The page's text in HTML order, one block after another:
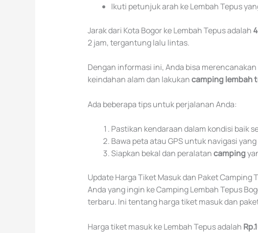
Ikuti petunjuk arah ke Lembah Tepus
Jarak dari Kota Bogor ke Lembah Tepus adalah
2 jam, tergantung lalu lintas.
Dengan informasi ini, Anda bisa
keindahan alam dan lakukancamping lembah
Ada beberapa tips untuk perjalanan Anda:
Pastikan kendaraan dalam kondisi baik
Bawa peta atau GPS untuk navigasi
Siapkan bekal dan peralatancamping
Update Harga Tiket Masuk dan Paket Camping
Anda yang ingin ke Camping Lembah Tepus
terbaru. Ini tentang harga tiket masuk dan
Harga tiket masuk ke Lembah Tepus adalah